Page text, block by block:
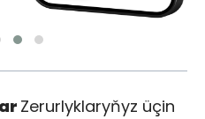
Zerurlyklaryňyz üçin